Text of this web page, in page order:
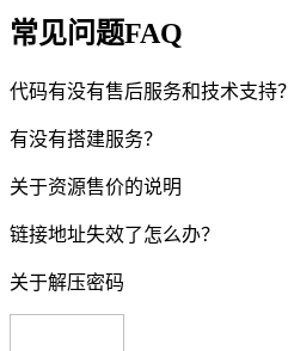
常见问题FAQ
代码有没有售后服务和技术支持？
有没有搭建服务？
关于资源售价的说明
链接地址失效了怎么办？
关于解压密码